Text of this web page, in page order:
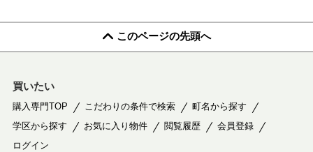
このページの先頭へ
買いたい
購入専門TOP こだわりの条件で検索
町名から探す
学区から探す
お気に入り物件 閲覧履歴
会員登録
ログイン